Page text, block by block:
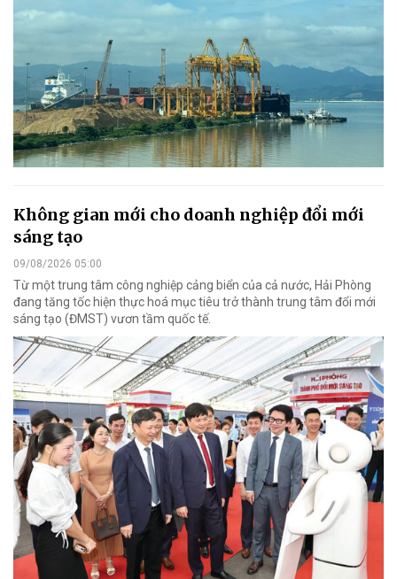
Không gian mới cho doanh nghiệp đổi mới
sáng tạo
09/08/2026 05:00
Từ một trung tâm công nghiệp cảng biển của cả nước, Hải Phòng
đang tăng tốc hiện thực hoá mục tiêu trở thành trung tâm đổi mới
sáng tạo (ĐMST) vươn tầm quốc tế.